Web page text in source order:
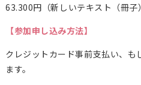
63.300円（新しいテキスト（冊子
【参加申し込み方法】
クレジットカード事前支払い、も
ます。